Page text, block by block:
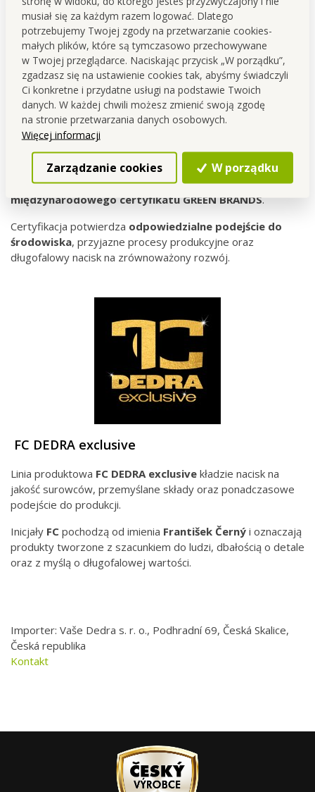
musiał się za każdym razem logować. Dlatego
potrzebujemy Twojej zgody na przetwarzanie cookies-
małych plików, które są tymczasowo przechowywane
w Twojej przeglądarce. Naciskając przycisk „W porządku”,
zgadzasz się na ustawienie cookies tak, abyśmy świadczyli
Ci konkretne i przydatne usługi na podstawie Twoich
danych. W każdej chwili możesz zmienić swoją zgodę
na stronie przetwarzania danych osobowych.
Więcej informacji
Zarządzanie cookies W porządku
Międzynarodowo potwierdzone podejście do
zrównoważonego rozwoju
DEDRA INNOVATIONSoraz jej środki do prania,
mycia, czyszczenia i kosmetyki, są laureatami
międzynarodowego certyfikatu GREEN BRANDS.
Certyfikacja potwierdza odpowiedzialne podejście do
środowiska, przyjazne procesy produkcyjne oraz
długofalowy nacisk na zrównoważony rozwój.
FC DEDRA exclusive
Linia produktowa FC DEDRA exclusive kładzie nacisk na
jakość surowców, przemyślane składy oraz ponadczasowe
podejście do produkcji.
Inicjały FC pochodzą od imienia František Černý i oznaczają
produkty tworzone z szacunkiem do ludzi, dbałością o detale
oraz z myślą o długofalowej wartości.
Importer: Vaše Dedra s. r. o., Podhradní 69, Česká Skalice,
Česká republika
Kontakt